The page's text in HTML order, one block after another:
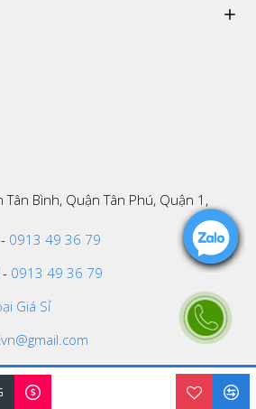
Bình, Quận Tân Phú, Quận 1,
- 0913 49 36 79
- 0913 49 36 79
Giá Sỉ